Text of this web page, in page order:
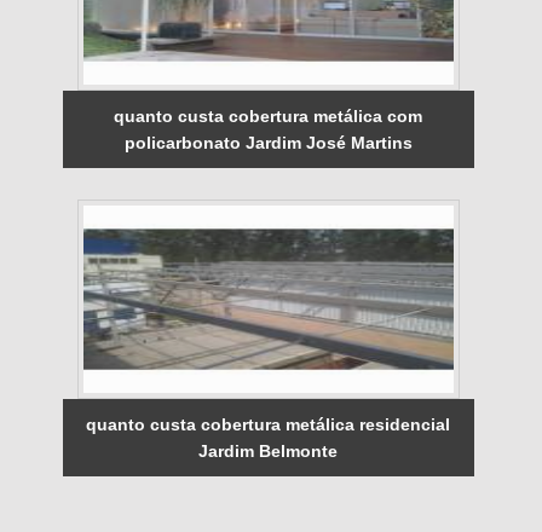
quanto custa cobertura metálica com
policarbonato Jardim José Martins
quanto custa cobertura metálica residencial
Jardim Belmonte